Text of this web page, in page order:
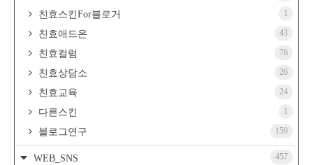
친효스킨For블로거 1
친효애드온 43
친효컬럼 76
친효상담소 26
친효교육 24
다른스킨 1
블로그연구 159
WEB_SNS 457